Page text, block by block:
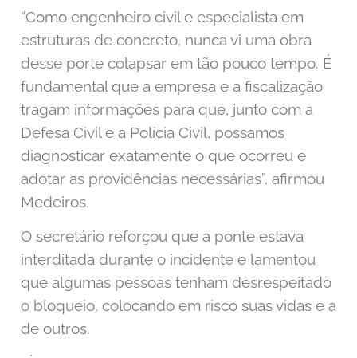
“Como engenheiro civil e especialista em
estruturas de concreto, nunca vi uma obra
desse porte colapsar em tão pouco tempo. É
fundamental que a empresa e a fiscalização
tragam informações para que, junto com a
Defesa Civil e a Polícia Civil, possamos
diagnosticar exatamente o que ocorreu e
adotar as providências necessárias”, afirmou
Medeiros.
O secretário reforçou que a ponte estava
interditada durante o incidente e lamentou
que algumas pessoas tenham desrespeitado
o bloqueio, colocando em risco suas vidas e a
de outros.